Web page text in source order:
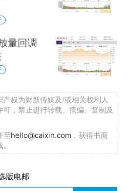
量回调
权为财新传媒及/或相关权利人
，禁止进行转载、摘编、复制及
至hello@caixin.com ，获得书面
版电邮